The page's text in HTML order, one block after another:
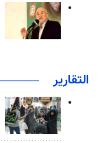
التقارير